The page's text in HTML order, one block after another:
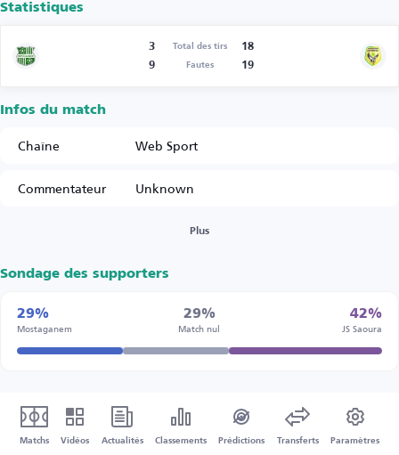
Statistiques
3 Total des tirs
18
9
Fautes 19
Infos du match
Chaîne
Web Sport
Commentateur
Unknown
Plus
Sondage des supporters
29%
Mostaganem
29%
Match nul
42%
JS Saoura
Matchs Vidéos Actualités Classements Prédictions Transferts Paramètres